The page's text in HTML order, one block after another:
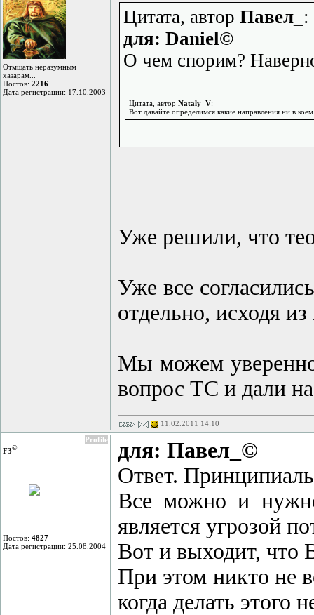
Отмщать неразумным
хазарам...
Постов: 2216
Дата регистрации: 17.10.2003
Цитата, автор Павел_ :
для: Daniel©
О чем спорим?
Цитата, автор Nataly_V:
Вот давайте определимся какие направления ни в
Уже решили, что
Уже все
отдельно, исходя
Мы можем уверенно
вопрос ТС и дали
11.02.2011 14:10
Profile
F3©
Постов: 4827
Дата регистрации: 25.08.2004
для: Павел_©
Ответ.
Все можно и
является угрозой
Вот и выходит, что
При этом никто не
когда делать этого